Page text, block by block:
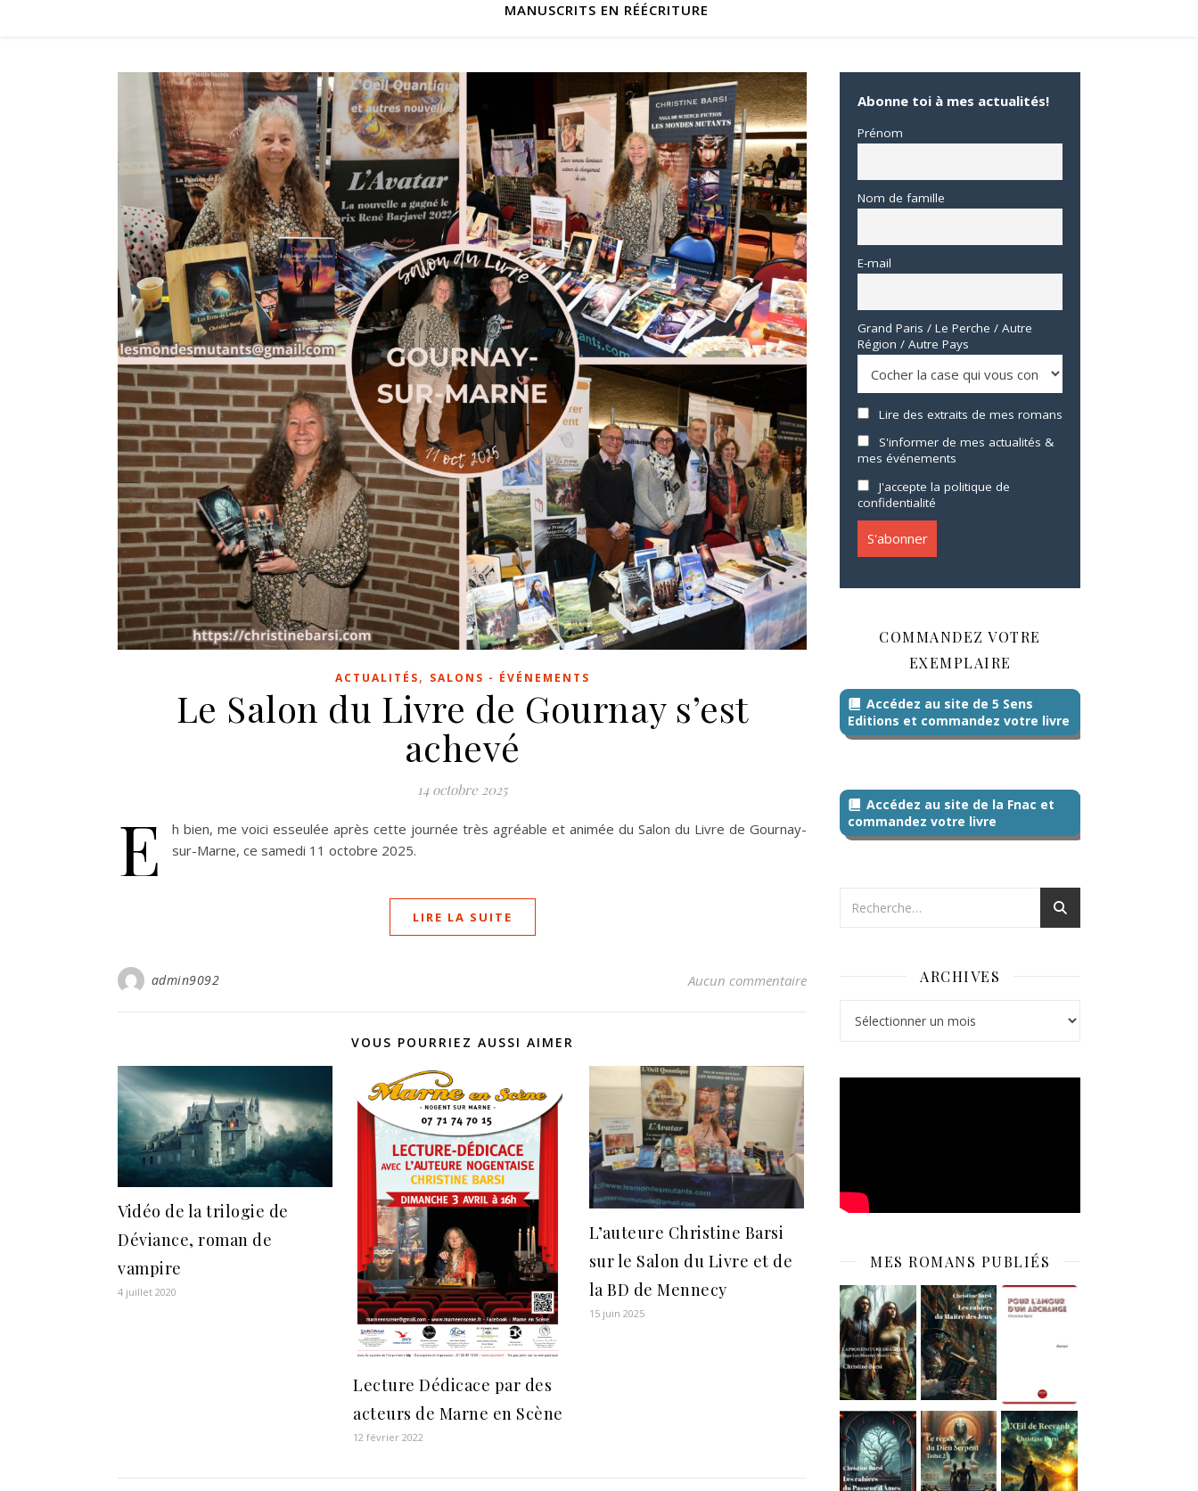
MANUSCRITS EN RÉÉCRITURE
ACTUALITÉS, SALONS - ÉVÉNEMENTS
Le Salon du Livre de Gournay s’est
achevé
14 octobre 2025
E
h bien, me voici esseulée après cette journée très agréable et animée du Salon du Livre de Gournay-
sur-Marne, ce samedi 11 octobre 2025.
LIRE LA SUITE
admin9092 Aucun commentaire
VOUS POURRIEZ AUSSI AIMER
Vidéo de la trilogie de
Déviance, roman de
vampire
4 juillet 2020
Lecture Dédicace par des
acteurs de Marne en Scène
12 février 2022
L’auteure Christine Barsi
sur le Salon du Livre et de
la BD de Mennecy
15 juin 2025
Abonne toi à mes actualités!
Prénom
Nom de famille
E-mail
Grand Paris / Le Perche / Autre
Région / Autre Pays
Lire des extraits de mes romans
S'informer de mes actualités &
mes événements
J'accepte la politique de
confidentialité
COMMANDEZ VOTRE
EXEMPLAIRE
Accédez au site de 5 Sens
Editions et commandez votre livre
Accédez au site de la Fnac et
commandez votre livre
ARCHIVES
MES ROMANS PUBLIÉS